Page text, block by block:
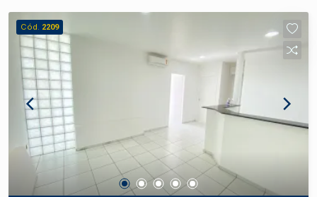
banheiro privativo; - Copa; - 2 banheiros para uso
comum; - 1 vaga de garagem. IMÓVEL ALUGADO!
Agende sua visita.
Cód. 2209